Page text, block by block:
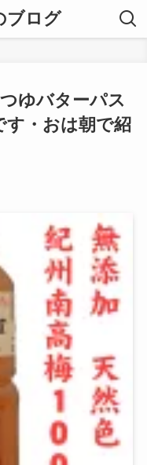
ブログ
ゆバターパス
す・おは朝で紹